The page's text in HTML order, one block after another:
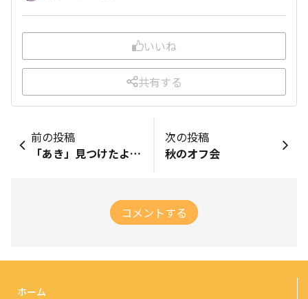
いいね
共有する
前の投稿
「あき」見つけたよぉ＼(^o^)／
次の投稿
秋のオフ会
コメントする
ホーム